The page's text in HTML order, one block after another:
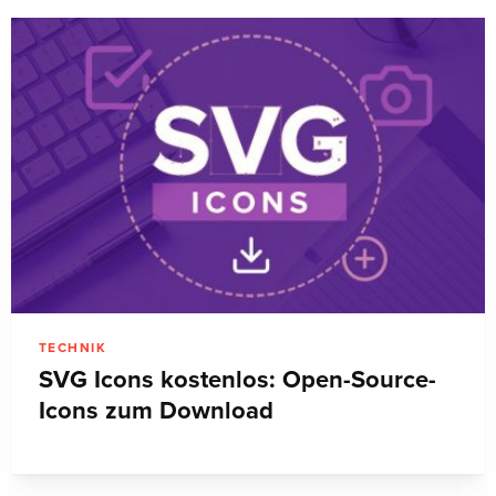
TECHNIK
SVG Icons kostenlos: Open-Source-
Icons zum Download